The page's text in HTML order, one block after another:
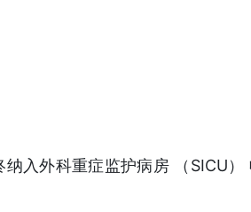
纳入外科重症监护病房 （SICU）